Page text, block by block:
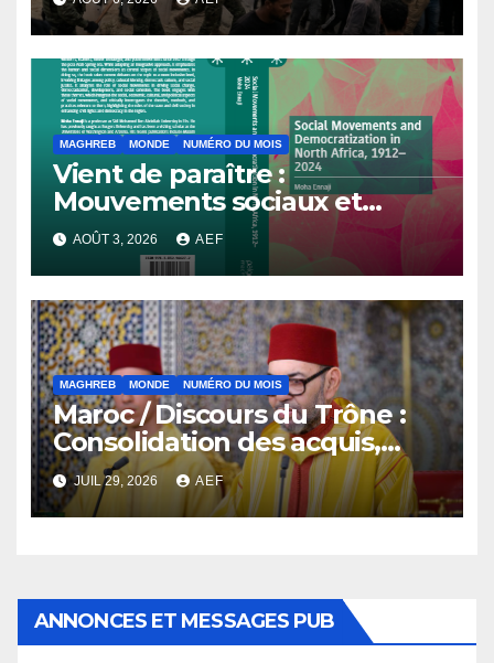
MAGHREB MONDE NUMÉRO DU MOIS
Vient de paraître :
Mouvements sociaux et
démocratisation en Afrique
du Nord, 1912-2024
AOÛT 3, 2026 AEF
MAGHREB MONDE NUMÉRO DU MOIS
Maroc / Discours du Trône :
Consolidation des acquis,
résilience économique et
affirmation d’une
souveraineté stratégique
JUIL 29, 2026 AEF
ANNONCES ET MESSAGES PUB